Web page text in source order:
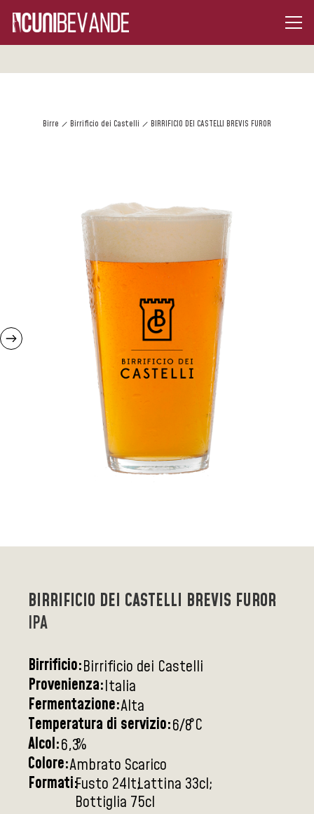
Birre Birrificio dei Castelli BIRRIFICIO DEI CASTELLI BREVIS FUROR
BIRRIFICIO DEI CASTELLI BREVIS FUROR
IPA
Birrificio:Birrificio dei Castelli
Provenienza:Italia
Fermentazione:Alta
Temperatura di servizio:6/8°C
Alcol:6,3%
Colore:Ambrato Scarico
Formati:Fusto 24ltLattina 33cl
Bottiglia 75cl